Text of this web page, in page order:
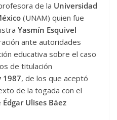
de la Universidad
(UNAM) quien fue
Yasmín Esquivel
ante autoridades
educativa sobre el caso
de titulación
1987, de los que aceptó
de la togada con el
Édgar Ulises Báez